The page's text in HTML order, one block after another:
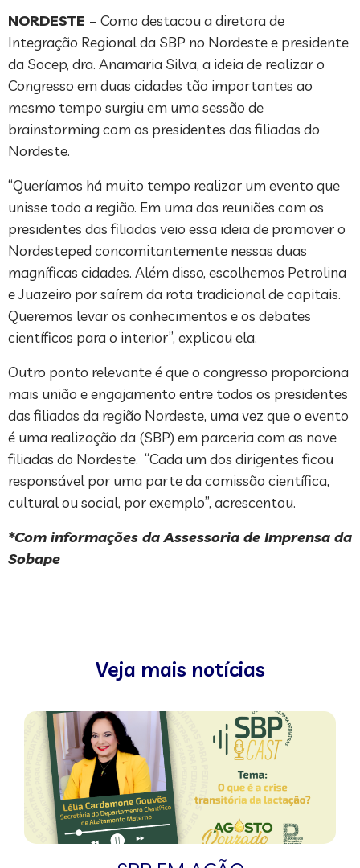
NORDESTE – Como destacou a diretora de
Integração Regional da SBP no Nordeste e presidente
da Socep, dra. Anamaria Silva, a ideia de realizar o
Congresso em duas cidades tão importantes ao
mesmo tempo surgiu em uma sessão de
brainstorming com os presidentes das filiadas do
Nordeste.
“Queríamos há muito tempo realizar um evento que
unisse todo a região. Em uma das reuniões com os
presidentes das filiadas veio essa ideia de promover o
Nordesteped concomitantemente nessas duas
magníficas cidades. Além disso, escolhemos Petrolina
e Juazeiro por saírem da rota tradicional de capitais.
Queremos levar os conhecimentos e os debates
científicos para o interior”, explicou ela.
Outro ponto relevante é que o congresso proporciona
mais união e engajamento entre todos os presidentes
das filiadas da região Nordeste, uma vez que o evento
é uma realização da (SBP) em parceria com as nove
filiadas do Nordeste. “Cada um dos dirigentes ficou
responsável por uma parte da comissão científica,
cultural ou social, por exemplo”, acrescentou.
*Com informações da Assessoria de Imprensa da
Sobape
Veja mais notícias